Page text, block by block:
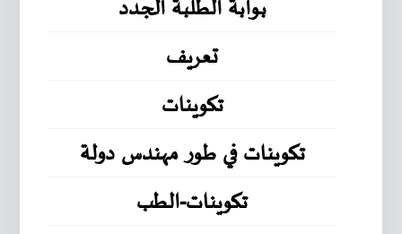
بوابة الطلبة الجدد
تعريف
تكوينات
تكوينات في طور مهندس دولة
تكوينات-الطب